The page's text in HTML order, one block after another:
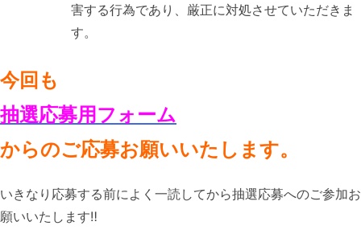
害する行為であり、厳正に対処させていただきま
す。
今回も
抽選応募用フォーム
からのご応募お願いいたします。
いきなり応募する前によく一読してから抽選応募へのご参加お
願いいたします‼️